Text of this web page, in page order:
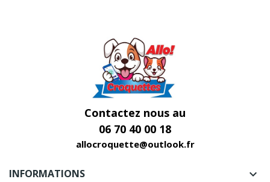
Contactez nous au
06 70 40 00 18
allocroquette@outlook.fr
INFORMATIONS 